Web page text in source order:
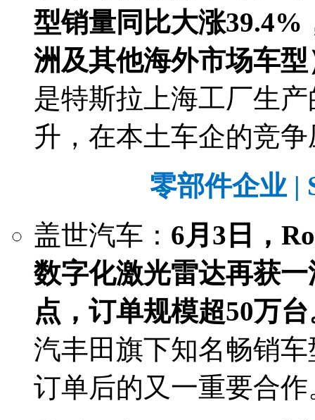
型销量同比大涨39.4%
洲及其他海外市场车
是特斯拉上海工厂生
升，在本土车企的竞
零部件企业 |
盖世汽车： 6月3日，
数字化激光雷达再获
点，订单规模超50万
汽丰田旗下知名畅销
订单后的又一重要合作